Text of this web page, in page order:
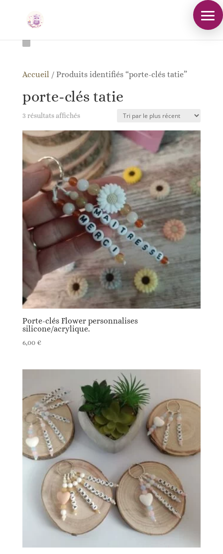
Accueil / Produits identifiés “porte-clés tatie”
porte-clés tatie
3 résultats affichésTrié
plus
récent
au
plus
ancien
Porte-clés Flower personnalises
silicone/acrylique.
6,00 €